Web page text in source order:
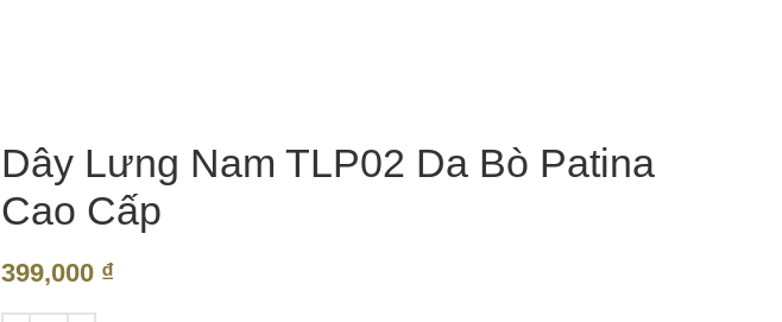
Dây Lưng Nam TLP02 Da Bò Patina
Cao Cấp
399,000 ₫